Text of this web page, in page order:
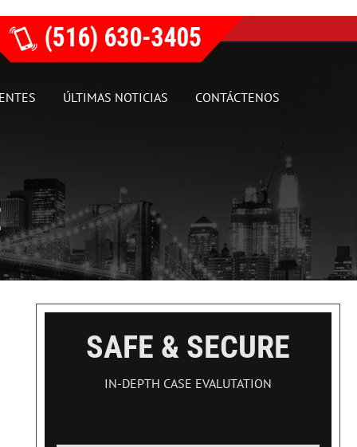
ÚLTIMAS NOTICIAS CONTÁCTENOS
SAFE & SECURE
IN-DEPTH CASE EVALUTATION